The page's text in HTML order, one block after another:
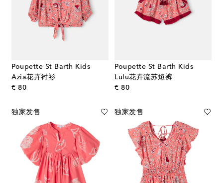
Poupette St Barth Kids
Azia花卉衬衫
€ 80original price
Poupette St Barth Kids
Lulu花卉流苏短裤
€ 80original price
独家发售 独家发售